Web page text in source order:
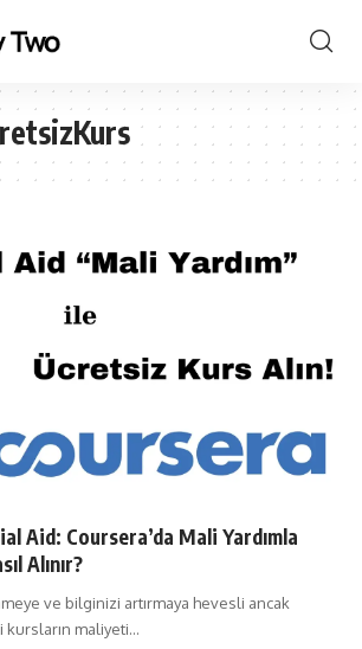
Aid: Coursera’da Mali Yardımla
Alınır?
ve bilginizi artırmaya hevesli ancak
maliyeti…